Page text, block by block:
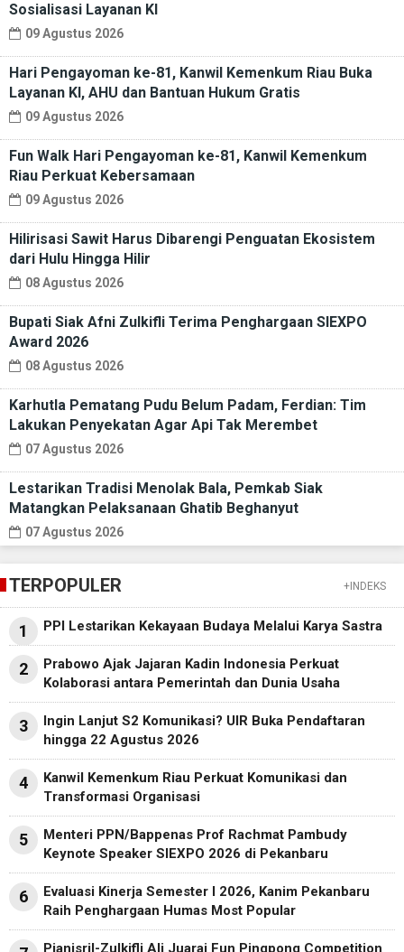
Sosialisasi Layanan KI
09 Agustus 2026
Hari Pengayoman ke-81, Kanwil Kemenkum Riau Buka
Layanan KI, AHU dan Bantuan Hukum Gratis
09 Agustus 2026
Fun Walk Hari Pengayoman ke-81, Kanwil Kemenkum
Riau Perkuat Kebersamaan
09 Agustus 2026
Hilirisasi Sawit Harus Dibarengi Penguatan Ekosistem
dari Hulu Hingga Hilir
08 Agustus 2026
Bupati Siak Afni Zulkifli Terima Penghargaan SIEXPO
Award 2026
08 Agustus 2026
Karhutla Pematang Pudu Belum Padam, Ferdian: Tim
Lakukan Penyekatan Agar Api Tak Merembet
07 Agustus 2026
Lestarikan Tradisi Menolak Bala, Pemkab Siak
Matangkan Pelaksanaan Ghatib Beghanyut
07 Agustus 2026
TERPOPULER +INDEKS
1 PPI Lestarikan Kekayaan Budaya Melalui Karya Sastra
2
Prabowo Ajak Jajaran Kadin Indonesia Perkuat
Kolaborasi antara Pemerintah dan Dunia Usaha
3
Ingin Lanjut S2 Komunikasi? UIR Buka Pendaftaran
hingga 22 Agustus 2026
4
Kanwil Kemenkum Riau Perkuat Komunikasi dan
Transformasi Organisasi
5
Menteri PPN/Bappenas Prof Rachmat Pambudy
Keynote Speaker SIEXPO 2026 di Pekanbaru
6
Evaluasi Kinerja Semester I 2026, Kanim Pekanbaru
Raih Penghargaan Humas Most Popular
Pianisril-Zulkifli Ali Juarai Fun Pingpong Competition